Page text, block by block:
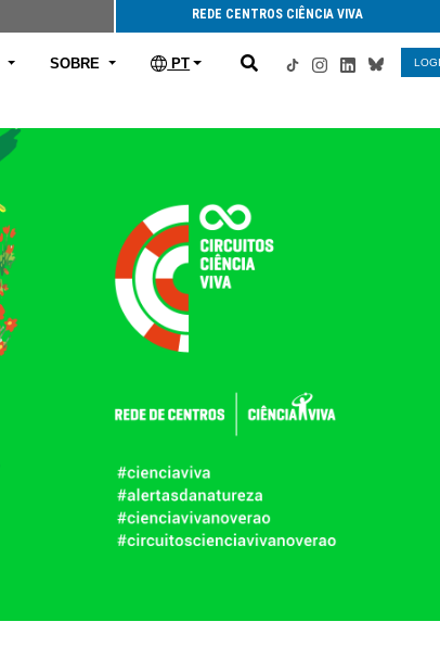
REDE CENTROS CIÊNCIA VIVA
SOBRE PT